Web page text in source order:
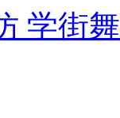
学街